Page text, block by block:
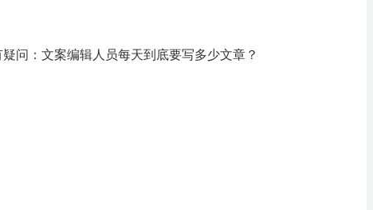
问：文案编辑人员每天到底要写多少文章？